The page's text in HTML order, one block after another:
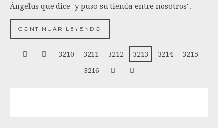
Ángelus que dice "y puso su tienda entre nosotros".
CONTINUAR LEYENDO
3210 3211 3212 3213 3214
3215
3216